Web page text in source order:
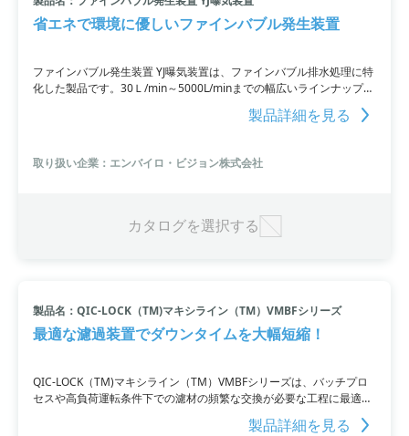
省エネで環境に優しいファインバブル発生装置
ファインバブル発生装置 YJ曝気装置は、ファインバブル排水処理に特
化した製品です。30Ｌ/min～5000L/minまでの幅広いラインナップを
提供しており、他社にはない高効率曝気で環境に優しい処理が可能で
す。この装置は調整槽、曝気槽、ビルピットなどで活躍し、高分子か
す。さらに、加圧浮上装置が不要になり、悪臭分解効果も抜群です。
ファインバブルによる圧壊やＯＨラジカル作用により有機物を分解
製品詳細を見る
取り扱い企業：エンバイロ・ビジョン株式会社
カタログを選択する
製品名：QIC-LOCK（TM)マキシライン（TM）VMBFシリーズ
最適な濾過装置でダウンタイムを大幅短縮！
QIC-LOCK（TM)マキシライン（TM）VMBFシリーズは、バッチプロ
セスや高負荷運転条件下での濾材の頻繁な交換が必要な工程に最適な
水処理装置です。このスピンドル装置は取扱が簡単で、停止時間を大
製品詳細を見る